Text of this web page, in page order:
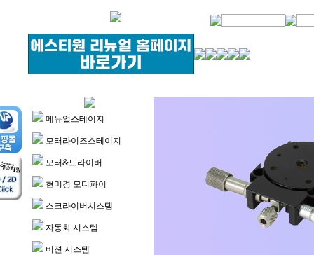
메뉴얼스테이지
모터라이즈스테이지
모터&드라이버
현미경 모디파이
스크라이버시스템
자동화 시스템
비젼 시스템